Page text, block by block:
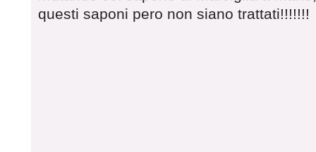
questi saponi pero non siano trattati!!!!!!!